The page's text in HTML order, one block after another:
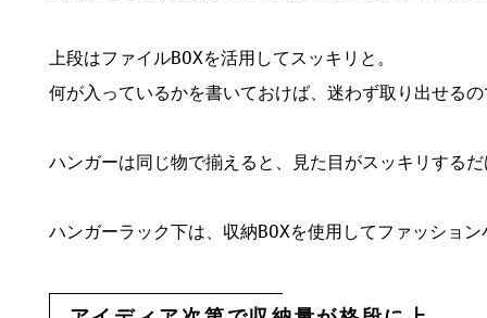
上段はファイルBOXを活用してスッキリと。
何が入っているかを書いておけば、迷わず取り出せる
ハンガーは同じ物で揃えると、見た目がスッキリする
ハンガーラック下は、収納BOXを使用してファッショ